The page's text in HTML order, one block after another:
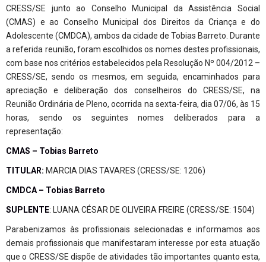
CRESS/SE junto ao Conselho Municipal da Assistência Social
(CMAS) e ao Conselho Municipal dos Direitos da Criança e do
Adolescente (CMDCA), ambos da cidade de Tobias Barreto. Durante
a referida reunião, foram escolhidos os nomes destes profissionais,
com base nos critérios estabelecidos pela Resolução Nº 004/2012 –
CRESS/SE, sendo os mesmos, em seguida, encaminhados para
apreciação e deliberação dos conselheiros do CRESS/SE, na
Reunião Ordinária de Pleno, ocorrida na sexta-feira, dia 07/06, às 15
horas, sendo os seguintes nomes deliberados para a
representação:
CMAS – Tobias Barreto
TITULAR: MARCIA DIAS TAVARES (CRESS/SE: 1206)
CMDCA – Tobias Barreto
SUPLENTE: LUANA CÉSAR DE OLIVEIRA FREIRE (CRESS/SE: 1504)
Parabenizamos às profissionais selecionadas e informamos aos
demais profissionais que manifestaram interesse por esta atuação
que o CRESS/SE dispõe de atividades tão importantes quanto esta,